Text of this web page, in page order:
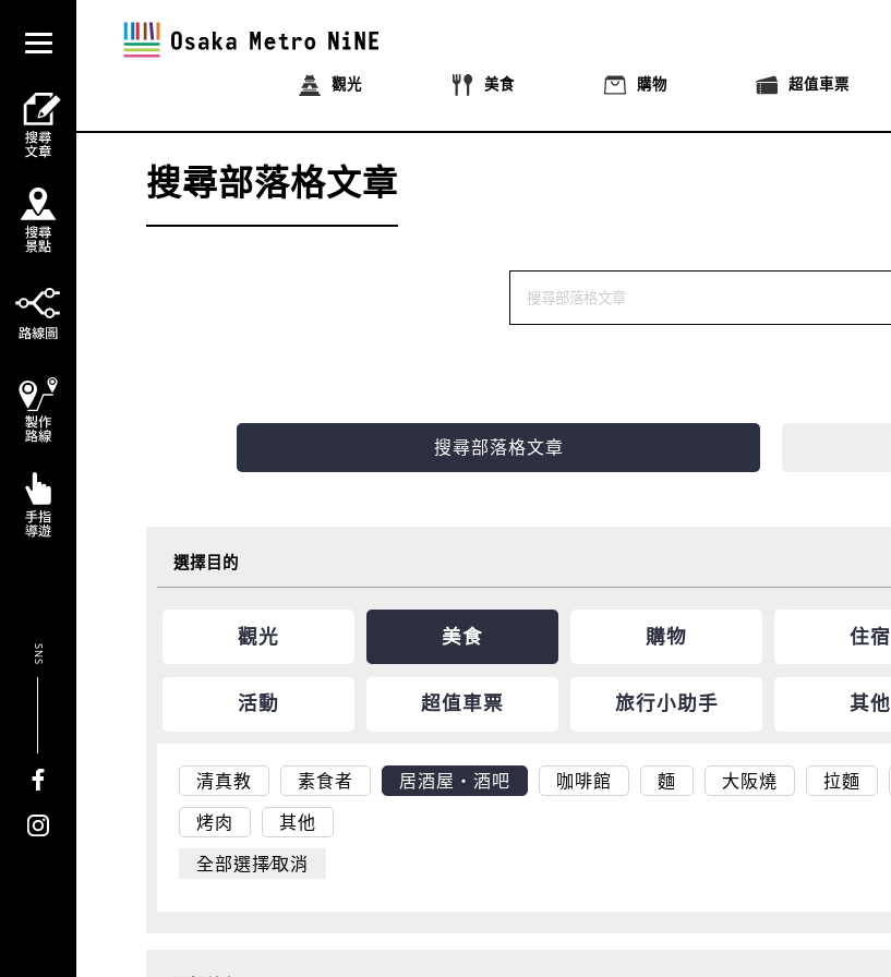
觀光 美食 購物 超值車票
SNS
搜尋部落格文章
搜尋部落格文章
選擇目的
觀光 美食 購物 住宿
活動 超值車票 旅行小助手 其他
清真教 素食者 居酒屋・酒吧 咖啡館 麵 大阪燒 拉麵
烤肉
其他
全部選擇∕取消